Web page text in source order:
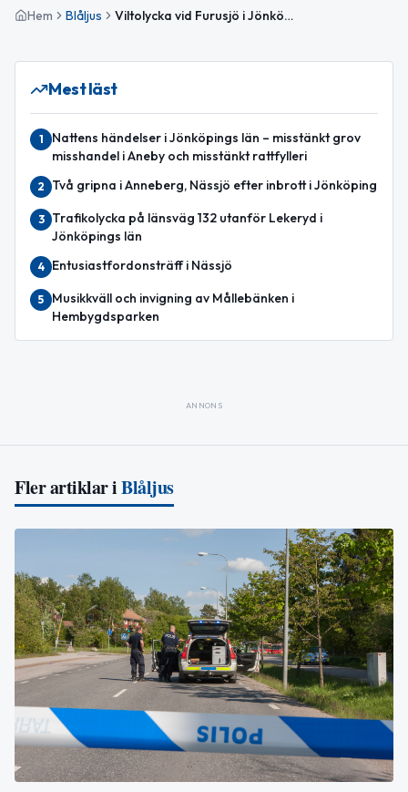
Hem Blåljus Viltolycka vid Furusjö i Jönköpings län – nattens polisrapport
Mest läst
1
Nattens händelser i Jönköpings län – misstänkt grov
misshandel i Aneby och misstänkt rattfylleri
2 Två gripna i Anneberg, Nässjö efter inbrott i Jönköping
3
Trafikolycka på länsväg 132 utanför Lekeryd i
Jönköpings län
4 Entusiastfordonsträff i Nässjö
5
Musikkväll och invigning av Mållebänken i
Hembygdsparken
ANNONS
Fler artiklar iBlåljus